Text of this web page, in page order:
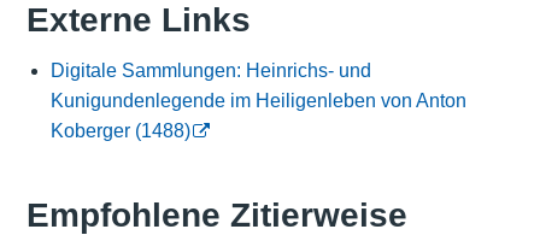
Externe Links
Digitale Sammlungen: Heinrichs- und
Kunigundenlegende im Heiligenleben von Anton
Koberger (1488)
Empfohlene Zitierweise